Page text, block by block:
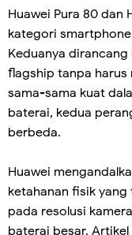
Huawei Pura 80
kategori
Keduanya
flagship tanpa harus
sama-sama kuat
baterai, kedua
berbeda.
Huawei
ketahanan fisik
pada resolusi
baterai besar.